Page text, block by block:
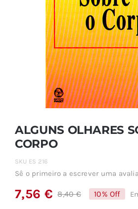
ALGUNS OLHARES
CORPO
SKU ES 216
Sê o primeiro a escrever uma
8,40€O
7,56 €
O 10% Off